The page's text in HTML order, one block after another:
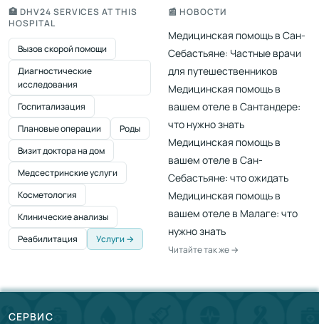
🏥 DHV24 SERVICES AT THIS
HOSPITAL
Вызов скорой помощи
Диагностические
исследования
Госпитализация
Плановые операции
Роды
Визит доктора на дом
Медсестринские услуги
Косметология
Клинические анализы
Реабилитация
Услуги →
📰 НОВОСТИ
Медицинская помощь в Сан-
Себастьяне: Частные врачи
для путешественников
Медицинская помощь в
вашем отеле в Сантандере:
что нужно знать
Медицинская помощь в
вашем отеле в Сан-
Себастьяне: что ожидать
Медицинская помощь в
вашем отеле в Малаге: что
нужно знать
Читайте так же →
СЕРВИС